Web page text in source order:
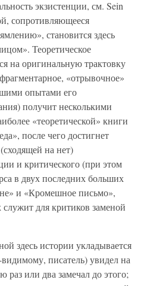
экзистенции, см. Sein
сопротивляющееся
становится здесь
Теоретическое
на оригинальную трактовку
«отрывочное»
опытами его
получит несколькими
«теоретической» книги
после чего достигнет
на нет)
и критического (при этом
в двух последних больших
и «Кромешное письмо»,
для критиков заменой
здесь истории укладывается
писатель) увидел на
или два замечал до этого;